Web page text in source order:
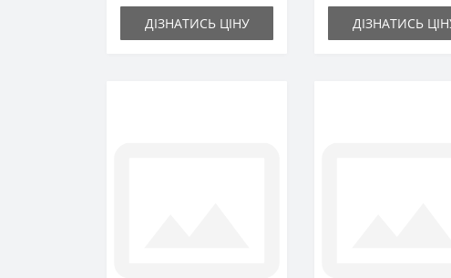
ДІЗНАТИСЬ ЦІНУ ДІЗНАТИСЬ